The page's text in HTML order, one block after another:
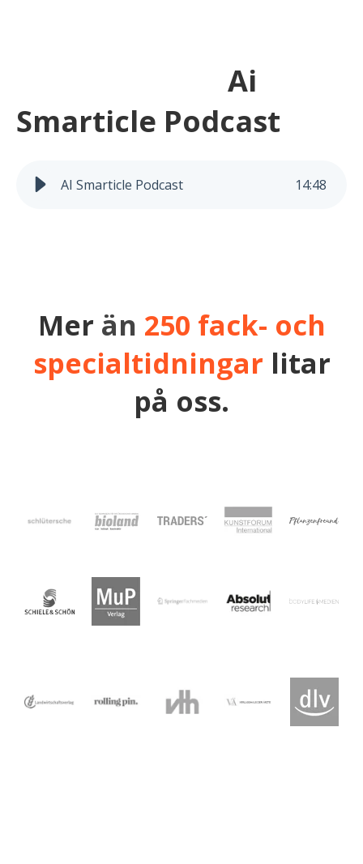
Ai
Smarticle Podcast
AI Smarticle Podcast 14:48
Mer än 250 fack- och
specialtidningar litar
på oss.